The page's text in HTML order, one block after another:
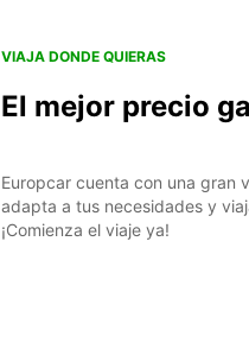
VIAJA DONDE QUIERAS
El mejor precio
Europcar cuenta con una gran
adapta a tus necesidades y
¡Comienza el viaje ya!